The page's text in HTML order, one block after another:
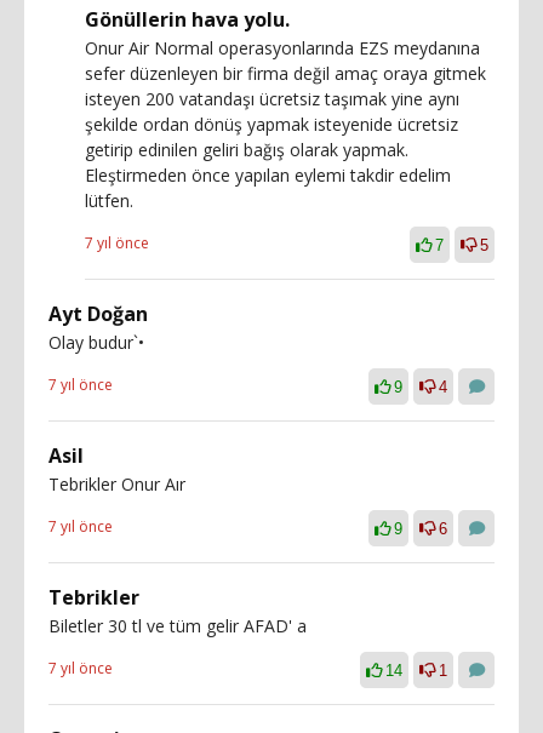
Gönüllerin hava yolu.
Onur Air Normal operasyonlarında EZS meydanına
sefer düzenleyen bir firma değil amaç oraya gitmek
isteyen 200 vatandaşı ücretsiz taşımak yine aynı
şekilde ordan dönüş yapmak isteyenide ücretsiz
getirip edinilen geliri bağış olarak yapmak.
Eleştirmeden önce yapılan eylemi takdir edelim
lütfen.
7 yıl önce 7 5
Ayt Doğan
Olay budur`•
7 yıl önce 9 4
Asil
Tebrikler Onur Aır
7 yıl önce 9 6
Tebrikler
Biletler 30 tl ve tüm gelir AFAD' a
7 yıl önce 14 1